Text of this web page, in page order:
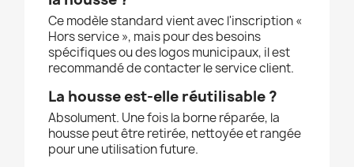
Ce modèle standard vient avec l'inscription «
Hors service », mais pour des besoins
spécifiques ou des logos municipaux, il est
recommandé de contacter le service client.
La housse est-elle réutilisable ?
Absolument. Une fois la borne réparée, la
housse peut être retirée, nettoyée et rangée
pour une utilisation future.